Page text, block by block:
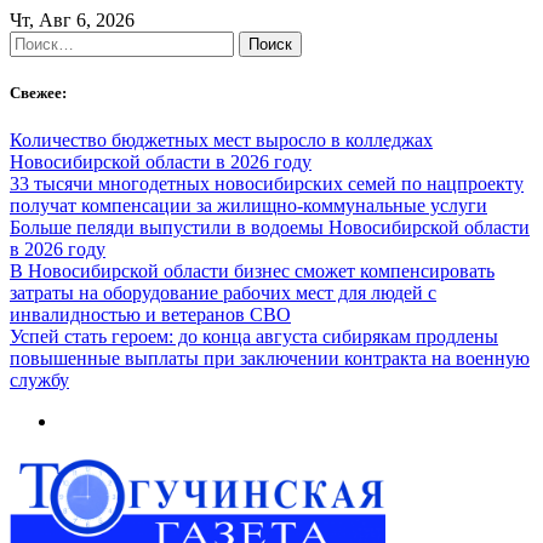
Skip
to
content
Чт, Авг 6, 2026
Найти:
Свежее:
Количество бюджетных мест выросло в колледжах
Новосибирской области в 2026 году
33 тысячи многодетных новосибирских семей по нацпроекту
получат компенсации за жилищно-коммунальные услуги
Больше пеляди выпустили в водоемы Новосибирской области
в 2026 году
В Новосибирской области бизнес сможет компенсировать
затраты на оборудование рабочих мест для людей с
инвалидностью и ветеранов СВО
Успей стать героем: до конца августа сибирякам продлены
повышенные выплаты при заключении контракта на военную
службу